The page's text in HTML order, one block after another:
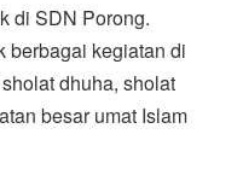
di SDN Porong.
berbagai kegiatan di
dhuha, sholat
besar umat Islam